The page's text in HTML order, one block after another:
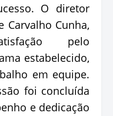
O diretor
Carvalho Cunha,
pelo
estabelecido,
em equipe.
foi concluída
e dedicação